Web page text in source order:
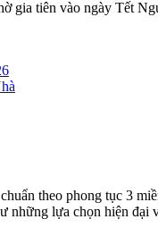
tiên vào ngày Tết
theo phong tục 3
lựa chọn hiện